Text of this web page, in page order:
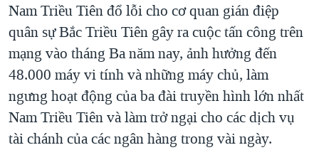
Nam Triều Tiên đổ lỗi cho cơ quan gián điệp
quân sự Bắc Triều Tiên gây ra cuộc tấn công trên
mạng vào tháng Ba năm nay, ảnh hưởng đến
48.000 máy vi tính và những máy chủ, làm
ngưng hoạt động của ba đài truyền hình lớn nhất
Nam Triều Tiên và làm trở ngại cho các dịch vụ
tài chánh của các ngân hàng trong vài ngày.